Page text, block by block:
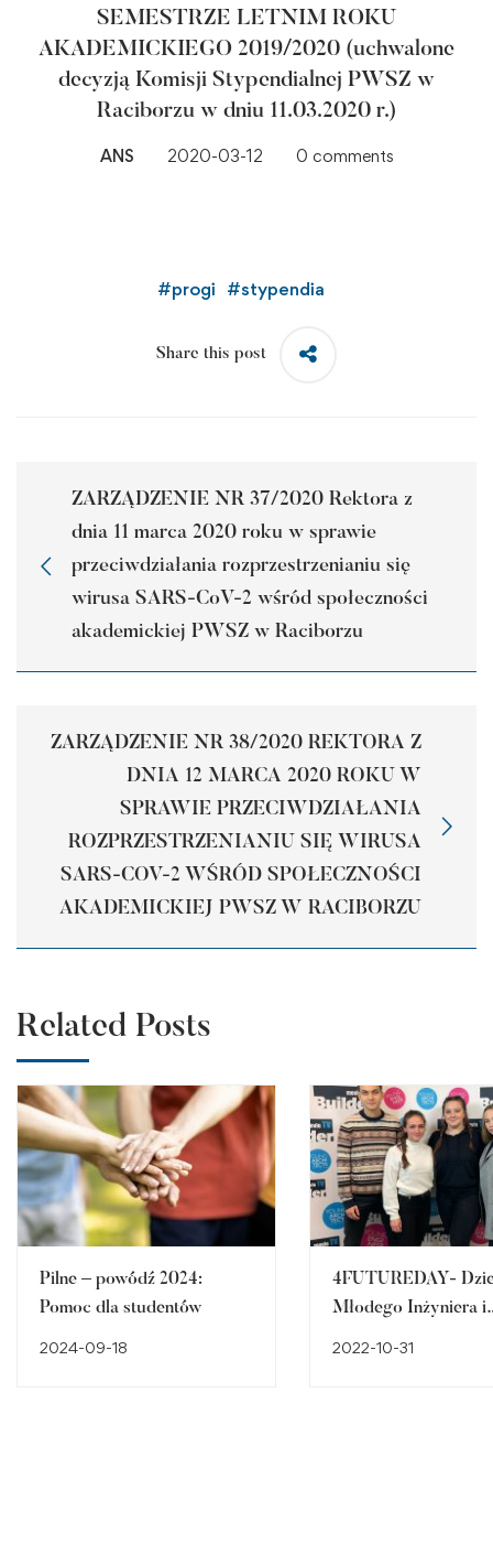
SEMESTRZE LETNIM ROKU
AKADEMICKIEGO 2019/2020 (uchwalone
decyzją Komisji Stypendialnej PWSZ w
Raciborzu w dniu 11.03.2020 r.)
ANS 2020-03-12 0 comments
#progi #stypendia
Share this post
ZARZĄDZENIE NR 37/2020 Rektora z
dnia 11 marca 2020 roku w sprawie
przeciwdziałania rozprzestrzenianiu się
wirusa SARS-CoV-2 wśród społeczności
akademickiej PWSZ w Raciborzu
ZARZĄDZENIE NR 38/2020 REKTORA Z
DNIA 12 MARCA 2020 ROKU W
SPRAWIE PRZECIWDZIAŁANIA
ROZPRZESTRZENIANIU SIĘ WIRUSA
SARS-COV-2 WŚRÓD SPOŁECZNOŚCI
AKADEMICKIEJ PWSZ W RACIBORZU
Related Posts
Pilne – powódź 2024:
Pomoc dla studentów
2024-09-18
4FUTUREDAY-
Młodego Inżyniera i
2022-10-31